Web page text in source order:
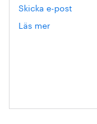
Skicka e-post
Läs mer